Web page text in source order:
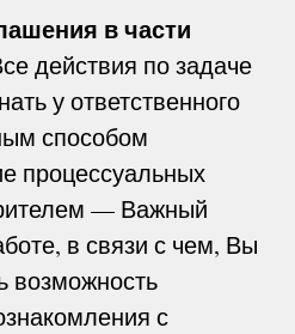
в части
действия по задаче
у ответственного
способом
процессуальных
— Важный
в связи с чем, Вы
возможность
с